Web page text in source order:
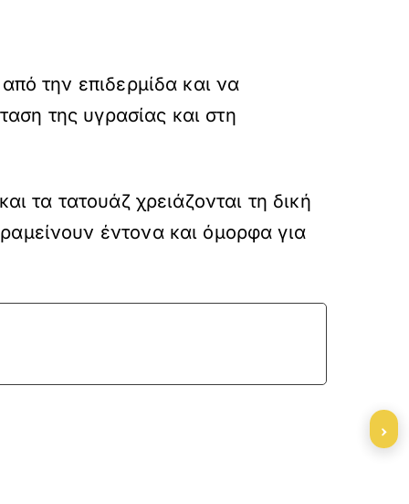
την επιδερμίδα και να
της υγρασίας και στη
τα τατουάζ χρειάζονται τη δική
έντονα και όμορφα για
›